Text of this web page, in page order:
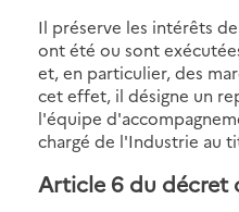
Il préserve les intérêts
ont été ou sont
et, en particulier, des
cet effet, il désigne un
l'équipe
chargé de l'Industrie au
Article 6 du décret